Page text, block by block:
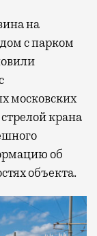
на
с парком
московских
крана
об
объекта.